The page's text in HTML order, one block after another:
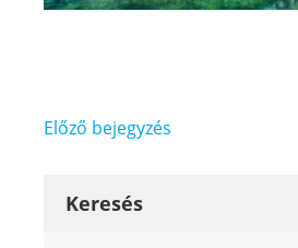
Bejegyzés
Előző bejegyzés
Keresés